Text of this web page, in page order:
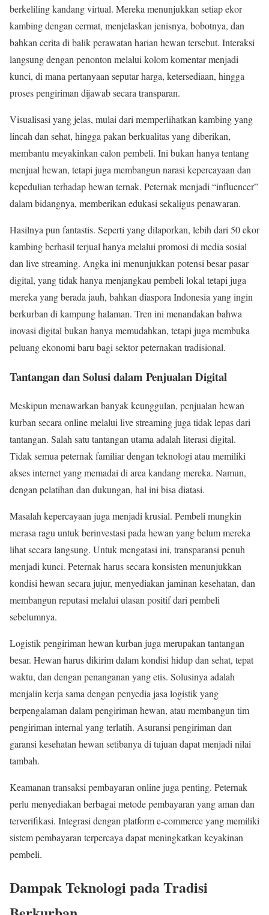
berkeliling kandang virtual. Mereka menunjukkan setiap ekor
kambing dengan cermat, menjelaskan jenisnya, bobotnya, dan
bahkan cerita di balik perawatan harian hewan tersebut. Interaksi
langsung dengan penonton melalui kolom komentar menjadi
kunci, di mana pertanyaan seputar harga, ketersediaan, hingga
proses pengiriman dijawab secara transparan.
Visualisasi yang jelas, mulai dari memperlihatkan kambing yang
lincah dan sehat, hingga pakan berkualitas yang diberikan,
membantu meyakinkan calon pembeli. Ini bukan hanya tentang
menjual hewan, tetapi juga membangun narasi kepercayaan dan
kepedulian terhadap hewan ternak. Peternak menjadi “influencer”
dalam bidangnya, memberikan edukasi sekaligus penawaran.
Hasilnya pun fantastis. Seperti yang dilaporkan, lebih dari 50 ekor
kambing berhasil terjual hanya melalui promosi di media sosial
dan live streaming. Angka ini menunjukkan potensi besar pasar
digital, yang tidak hanya menjangkau pembeli lokal tetapi juga
mereka yang berada jauh, bahkan diaspora Indonesia yang ingin
berkurban di kampung halaman. Tren ini menandakan bahwa
inovasi digital bukan hanya memudahkan, tetapi juga membuka
peluang ekonomi baru bagi sektor peternakan tradisional.
Tantangan dan Solusi dalam Penjualan Digital
Meskipun menawarkan banyak keunggulan, penjualan hewan
kurban secara online melalui live streaming juga tidak lepas dari
tantangan. Salah satu tantangan utama adalah literasi digital.
Tidak semua peternak familiar dengan teknologi atau memiliki
akses internet yang memadai di area kandang mereka. Namun,
dengan pelatihan dan dukungan, hal ini bisa diatasi.
Masalah kepercayaan juga menjadi krusial. Pembeli mungkin
merasa ragu untuk berinvestasi pada hewan yang belum mereka
lihat secara langsung. Untuk mengatasi ini, transparansi penuh
menjadi kunci. Peternak harus secara konsisten menunjukkan
kondisi hewan secara jujur, menyediakan jaminan kesehatan, dan
membangun reputasi melalui ulasan positif dari pembeli
sebelumnya.
Logistik pengiriman hewan kurban juga merupakan tantangan
besar. Hewan harus dikirim dalam kondisi hidup dan sehat, tepat
waktu, dan dengan penanganan yang etis. Solusinya adalah
menjalin kerja sama dengan penyedia jasa logistik yang
berpengalaman dalam pengiriman hewan, atau membangun tim
pengiriman internal yang terlatih. Asuransi pengiriman dan
garansi kesehatan hewan setibanya di tujuan dapat menjadi nilai
tambah.
Keamanan transaksi pembayaran online juga penting. Peternak
perlu menyediakan berbagai metode pembayaran yang aman dan
terverifikasi. Integrasi dengan platform e-commerce yang memiliki
sistem pembayaran terpercaya dapat meningkatkan keyakinan
pembeli.
Dampak Teknologi pada Tradisi